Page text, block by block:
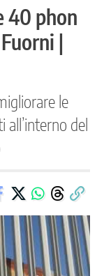
40 phon
|
le
del